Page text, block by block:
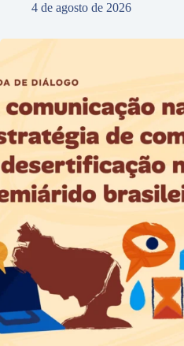
4 de agosto de 2026